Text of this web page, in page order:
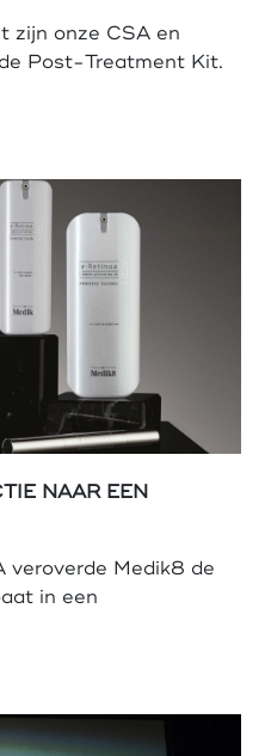
zijn onze CSA en
Post-Treatment Kit.
NAAR EEN
veroverde Medik8 de
in een